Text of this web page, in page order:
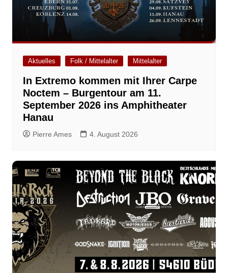
Aktuelles Folk / Mittelalter Mittelalter
In Extremo kommen mit Ihrer Carpe
Noctem – Burgentour am 11.
September 2026 ins Amphitheater
Hanau
Pierre Ames 4. August 2026